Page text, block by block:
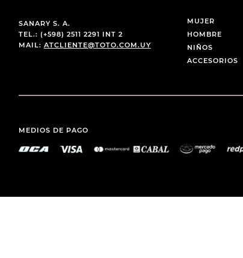
SANARY S. A.
TEL.: (+598) 2511 2291 INT 2
MAIL: ATCLIENTE@TOTO.COM.UY
MUJER
HOMBRE
NIÑOS
ACCESORIOS
MEDIOS DE PAGO